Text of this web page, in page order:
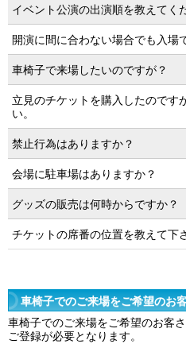
イベント公演の出演順を教えてく
開演に間に合わない場合でも入場
車椅子で来場したいのですが？
立見のチケットを購入したのです
い。
禁止行為はありますか？
会場に駐車場はありますか？
グッズの販売は何時からですか？
チケットの席番の位置を教えて下
⾞椅⼦でのご来場をご希望のお
車椅子でのご来場をご希望のお客
ご登録が必要となります。